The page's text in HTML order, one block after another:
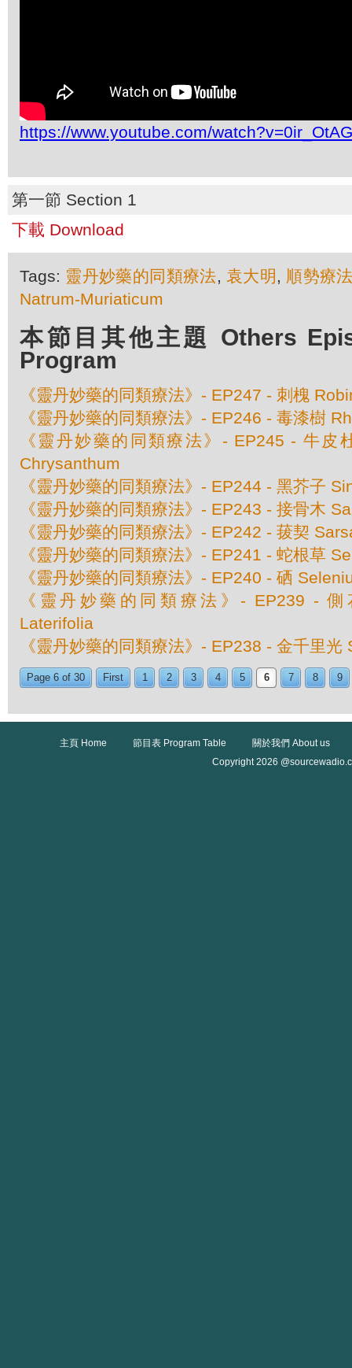
https://www.youtube.com/
第一節 Section 1
下載 Download
Tags: 靈丹妙藥的同類療法, 袁大明 , 順勢療
Natrum-Muriaticum
本節目其他主題 Others
Program
《靈丹妙藥的同類療法》- EP247 - 刺槐
《靈丹妙藥的同類療法》- EP246 - 毒漆樹
《靈丹妙藥的同類療法》- EP245 - 牛皮
Chrysanthum
《靈丹妙藥的同類療法》- EP244 - 黑芥子
《靈丹妙藥的同類療法》- EP243 - 接骨木
《靈丹妙藥的同類療法》- EP242 - 菝契
《靈丹妙藥的同類療法》- EP241 - 蛇根草
《靈丹妙藥的同類療法》- EP240 - 硒
《靈丹妙藥的同類療法》- EP239 - 側
Laterifolia
《靈丹妙藥的同類療法》- EP238 - 金千里
Page 6 of 30 First 1 2 3 4 5 6 7 8 9
主頁 Home 節目表 Program Table
關於我們 About us
Copyright 2026